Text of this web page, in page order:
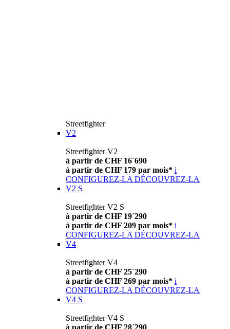
Streetfighter
V2
Streetfighter V2
à partir de CHF 16´690
à partir de CHF 179 par mois* i
CONFIGUREZ-LA DÉCOUVREZ-LA
V2 S
Streetfighter V2 S
à partir de CHF 19´290
à partir de CHF 209 par mois* i
CONFIGUREZ-LA DÉCOUVREZ-LA
V4
Streetfighter V4
à partir de CHF 25´290
à partir de CHF 269 par mois* i
CONFIGUREZ-LA DÉCOUVREZ-LA
V4 S
Streetfighter V4 S
à partir de CHF 28´290